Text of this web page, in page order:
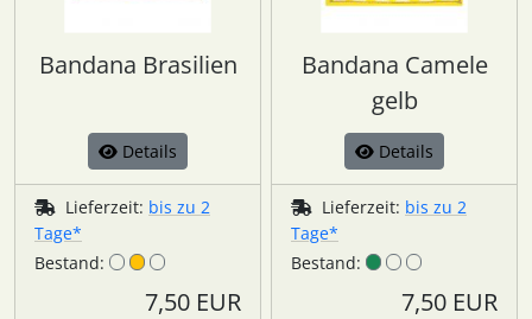
Bandana Brasilien
Details
Lieferzeit: bis zu 2
Tage*
Bestand:
7,50 EUR
Bandana Camele
gelb
Details
Lieferzeit: bis zu 2
Tage*
Bestand:
7,50 EUR